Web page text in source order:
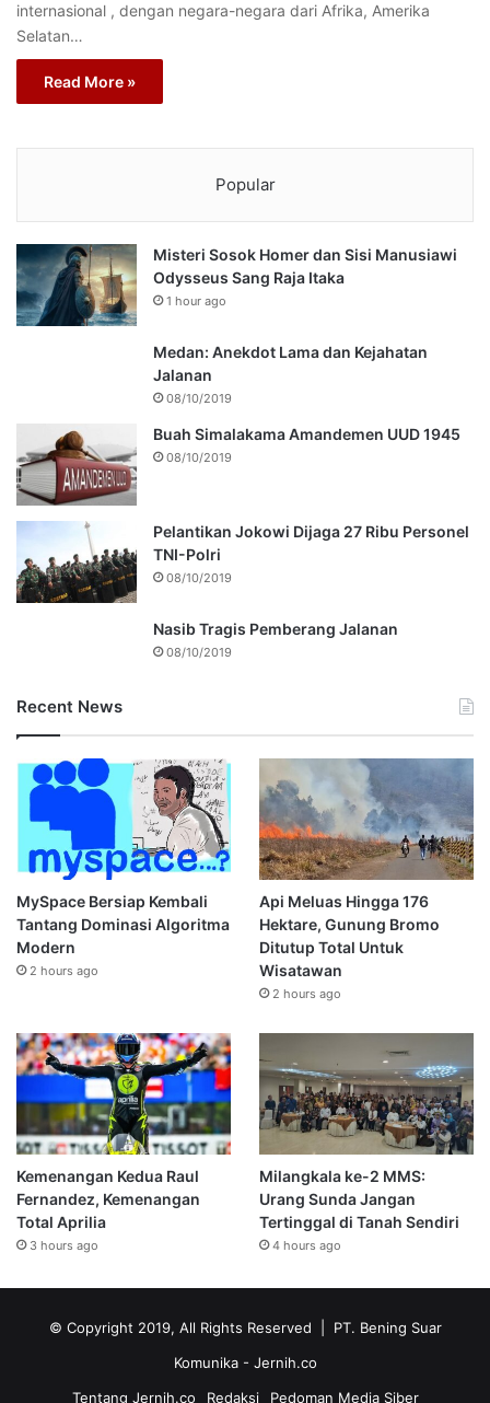
internasional , dengan negara-negara dari Afrika, Amerika
Selatan…
Read More »
Popular
Misteri Sosok Homer dan Sisi Manusiawi
Odysseus Sang Raja Itaka
1 hour ago
Medan: Anekdot Lama dan Kejahatan
Jalanan
08/10/2019
Buah Simalakama Amandemen UUD 1945
08/10/2019
Pelantikan Jokowi Dijaga 27 Ribu Personel
TNI-Polri
08/10/2019
Nasib Tragis Pemberang Jalanan
08/10/2019
Recent News
MySpace Bersiap Kembali
Tantang Dominasi Algoritma
Modern
2 hours ago
Api Meluas Hingga 176
Hektare, Gunung Bromo
Ditutup Total Untuk
Wisatawan
2 hours ago
Kemenangan Kedua Raul
Fernandez, Kemenangan
Total Aprilia
3 hours ago
Milangkala ke-2 MMS:
Urang Sunda Jangan
Tertinggal di Tanah Sendiri
4 hours ago
© Copyright 2019, All Rights Reserved | PT. Bening Suar
Komunika - Jernih.co
Tentang Jernih.co
Redaksi Pedoman Media Siber